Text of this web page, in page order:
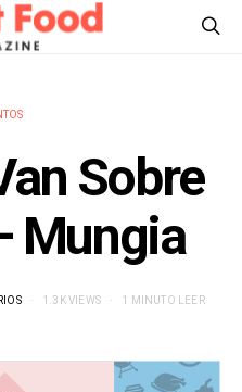
Sobre
Mungia
1.3K VIEWS 1 MINUTO LEER